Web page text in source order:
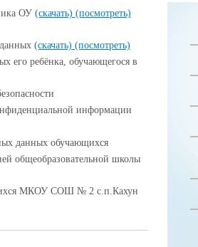
ОУ (скачать) (посмотреть)
(скачать) (посмотреть)
его ребёнка, обучающегося в
информации
данных обучающихся
общеобразовательной школы
МКОУ СОШ № 2 с.п.Кахун